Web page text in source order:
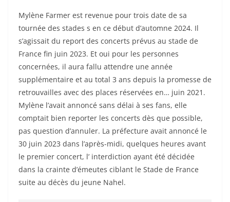
Mylène Farmer est revenue pour trois date de sa
tournée des stades s en ce début d’automne 2024. Il
s’agissait du report des concerts prévus au stade de
France fin juin 2023. Et oui pour les personnes
concernées, il aura fallu attendre une année
supplémentaire et au total 3 ans depuis la promesse de
retrouvailles avec des places réservées en… juin 2021.
Mylène l’avait annoncé sans délai à ses fans, elle
comptait bien reporter les concerts dès que possible,
pas question d’annuler. La préfecture avait annoncé le
30 juin 2023 dans l’après-midi, quelques heures avant
le premier concert, l’ interdiction ayant été décidée
dans la crainte d’émeutes ciblant le Stade de France
suite au décès du jeune Nahel.